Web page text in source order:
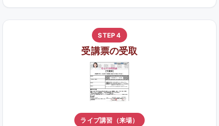
STEP 4
受講票の受取
ライブ講習（来場）